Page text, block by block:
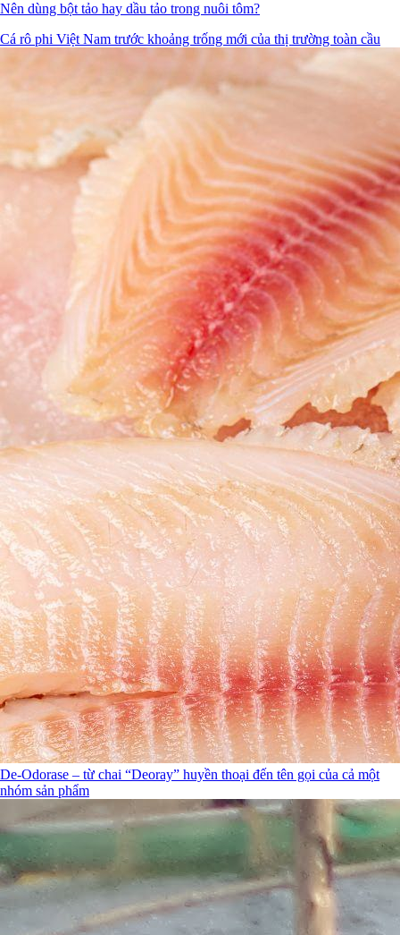
Nên dùng bột tảo hay dầu tảo trong nuôi tôm?
Cá rô phi Việt Nam trước khoảng trống mới của thị trường toàn cầu
De-Odorase – từ chai “Deoray” huyền thoại đến tên gọi của cả một
nhóm sản phẩm